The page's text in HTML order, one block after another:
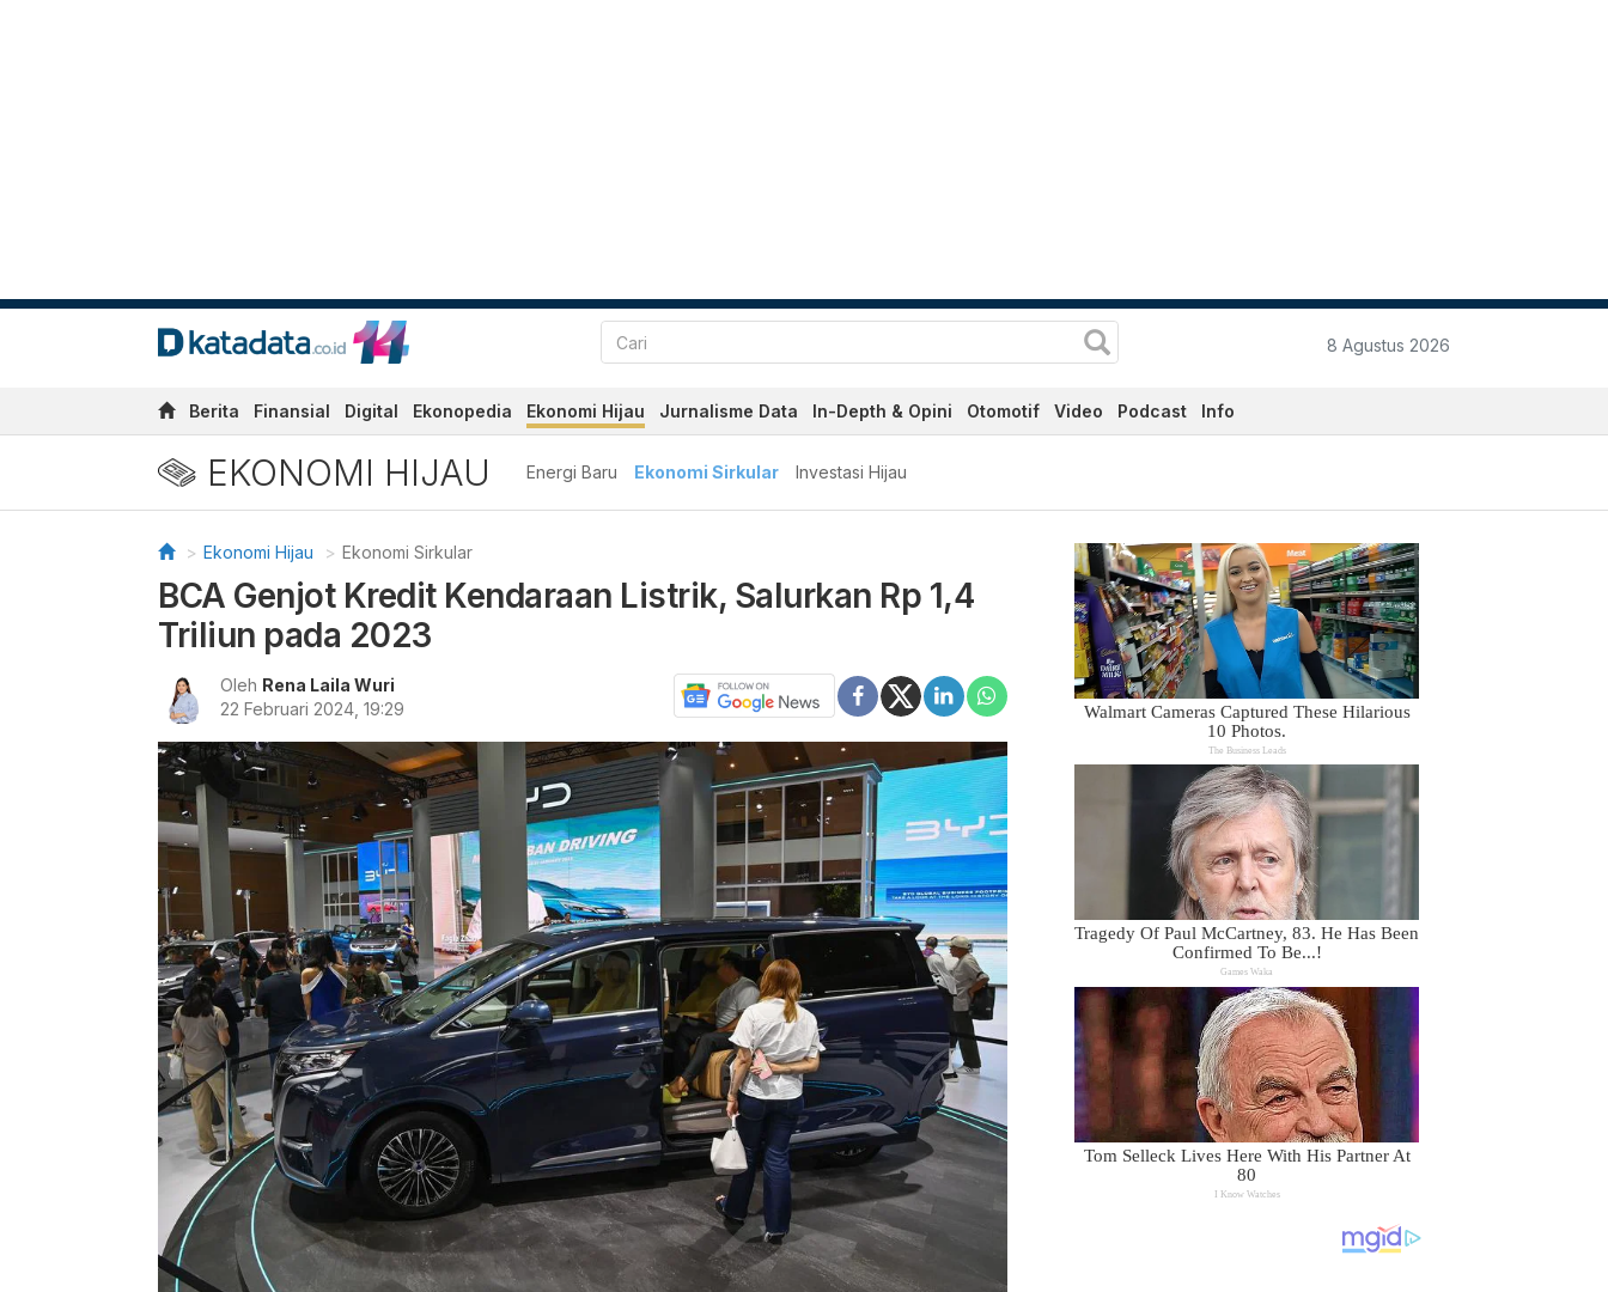
8 Agustus 2026
Berita Finansial Digital Ekonopedia Ekonomi Hijau Jurnalisme Data In-Depth & Opini Otomotif Video Podcast Info
EKONOMI HIJAU Energi Baru Ekonomi Sirkular Investasi Hijau
Ekonomi Hijau Ekonomi Sirkular
BCA Genjot Kredit Kendaraan Listrik, Salurkan Rp 1,4
Triliun pada 2023
Oleh Rena Laila Wuri
22 Februari 2024, 19:29